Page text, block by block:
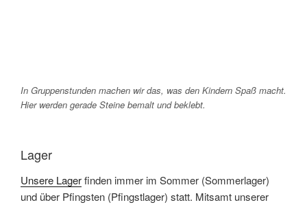
In Gruppenstunden machen wir das, was den Kindern Spaß macht.
Hier werden gerade Steine bemalt und beklebt.
Lager
Unsere Lagerfinden immer im Sommer (Sommerlager)
und über Pfingsten (Pfingstlager) statt. Mitsamt unserer